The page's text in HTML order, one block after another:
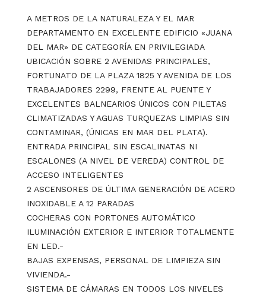
A METROS DE LA NATURALEZA Y EL MAR
DEPARTAMENTO EN EXCELENTE EDIFICIO «JUANA
DEL MAR» DE CATEGORÍA EN PRIVILEGIADA
UBICACIÓN SOBRE 2 AVENIDAS PRINCIPALES,
FORTUNATO DE LA PLAZA 1825 Y AVENIDA DE LOS
TRABAJADORES 2299, FRENTE AL PUENTE Y
EXCELENTES BALNEARIOS ÚNICOS CON PILETAS
CLIMATIZADAS Y AGUAS TURQUEZAS LIMPIAS SIN
CONTAMINAR, (ÚNICAS EN MAR DEL PLATA).
ENTRADA PRINCIPAL SIN ESCALINATAS NI
ESCALONES (A NIVEL DE VEREDA) CONTROL DE
ACCESO INTELIGENTES
2 ASCENSORES DE ÚLTIMA GENERACIÓN DE ACERO
INOXIDABLE A 12 PARADAS
COCHERAS CON PORTONES AUTOMÁTICO
ILUMINACIÓN EXTERIOR E INTERIOR TOTALMENTE
EN LED.-
BAJAS EXPENSAS, PERSONAL DE LIMPIEZA SIN
VIVIENDA.-
SISTEMA DE CÁMARAS EN TODOS LOS NIVELES